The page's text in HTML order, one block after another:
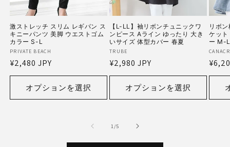
激ストレッチ スリム レギパン ス
キニーパンツ 美脚 ウエストゴム
カラー S-L
販
売
元:
PRIVATE BEACH
通
常
格
¥2,480 JPY
オプションを選択
【L-LL】袖リボンチュニックワ
ンピース Aライン ゆったり 大き
いサイズ 体型カバー 春夏
販
売
元:
TRUBE
通
常
格
¥2,980 JPY
オプションを選択
リボ
ケット
ー M-L
販
売
元:
通
常
格
1 /の5